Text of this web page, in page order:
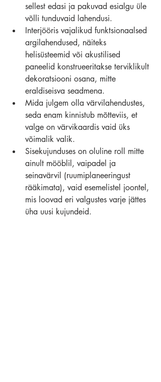
sellest edasi ja pakuvad esialgu üle
võlli tunduvaid lahendusi.
Interjööris vajalikud funktsionaalsed
argilahendused, näiteks
helisüsteemid või akustilised
paneelid konstrueeritakse terviklikult
dekoratsiooni osana, mitte
eraldiseisva seadmena.
Mida julgem olla värvilahendustes,
seda enam kinnistub mõtteviis, et
valge on värvikaardis vaid üks
võimalik valik.
Sisekujunduses on oluline roll mitte
ainult mööblil, vaipadel ja
seinavärvil (ruumiplaneeringust
rääkimata), vaid esemelistel joontel,
mis loovad eri valgustes varje jättes
üha uusi kujundeid.